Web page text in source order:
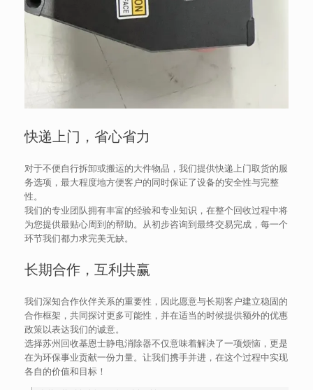
快递上门，省心省力
对于不便自行拆卸或搬运的大件物品，我们提供快递上门取货的服
务选项，最大程度地方便客户的同时保证了设备的安全性与完整
性。
我们的专业团队拥有丰富的经验和专业知识，在整个回收过程中将
为您提供最贴心周到的帮助。从初步咨询到最终交易完成，每一个
环节我们都力求完美无缺。
长期合作，互利共赢
我们深知合作伙伴关系的重要性，因此愿意与长期客户建立稳固的
合作框架，共同探讨更多可能性，并在适当的时候提供额外的优惠
政策以表达我们的诚意。
选择苏州回收基恩士静电消除器不仅意味着解决了一项烦恼，更是
在为环保事业贡献一份力量。让我们携手并进，在这个过程中实现
各自的价值和目标！